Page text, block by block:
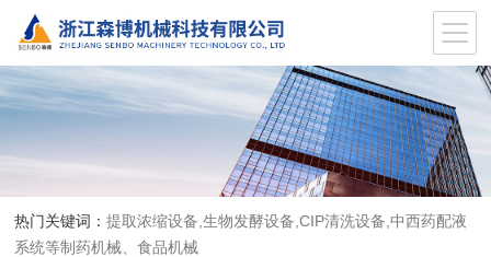
热门关键词：提取浓缩设备,生物发酵设备,CIP清洗设备,中西药配液
系统等制药机械、食品机械